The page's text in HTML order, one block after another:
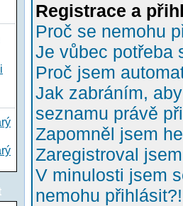
Registrace a
Proč se nemohu
Je vůbec potřeba
Proč jsem
Jak zabráním,
seznamu právě
Zapomněl jsem
Zaregistroval
V minulosti jsem
nemohu přihlásit?!